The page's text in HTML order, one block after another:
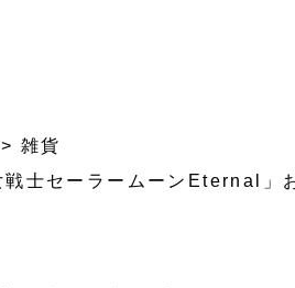
>雑貨
戦士セーラームーンEternal」